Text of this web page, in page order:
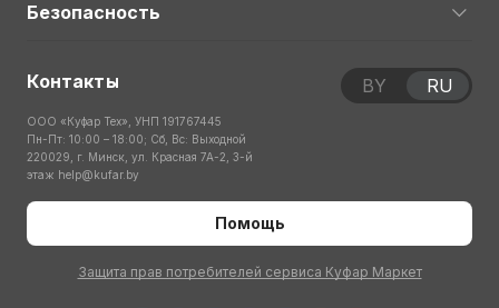
Безопасность
Контакты
ООО «Куфар Тех», УНП 191767445
Пн-Пт: 10:00 – 18:00; Сб, Вс: Выходной
220029, г. Минск, ул. Красная 7А-2, 3-й
этаж help@kufar.by
Помощь
Защита прав потребителей сервиса Куфар Маркет
BY RU